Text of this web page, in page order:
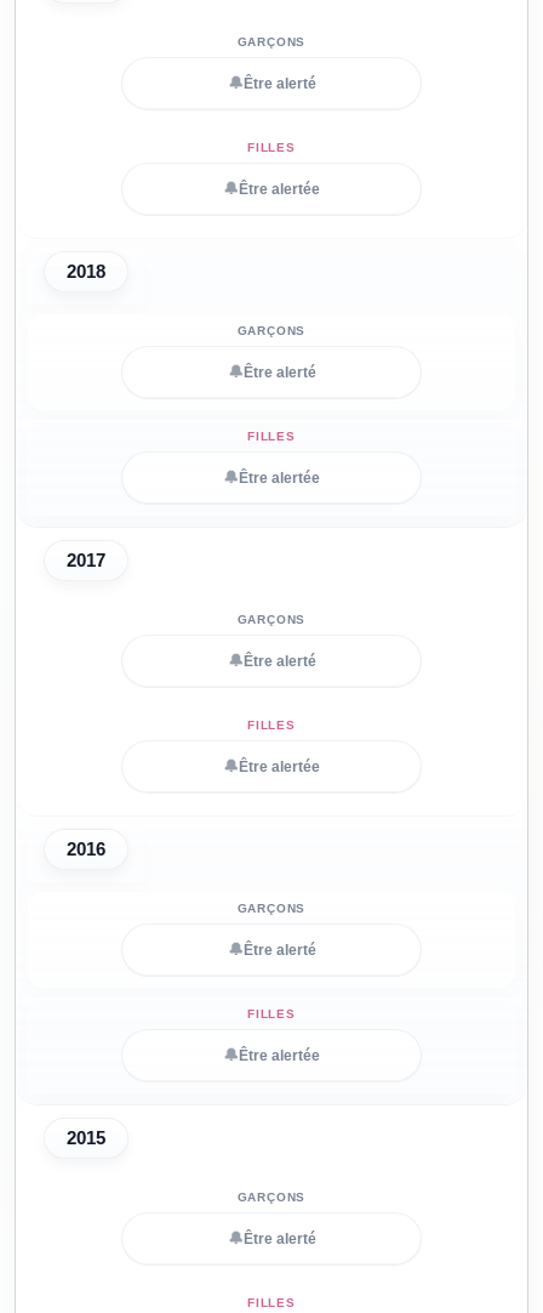
🔔 Être alerté
🔔 Être alertée
2018
🔔 Être alerté
🔔 Être alertée
2017
🔔 Être alerté
🔔 Être alertée
2016
🔔 Être alerté
🔔 Être alertée
2015
🔔 Être alerté